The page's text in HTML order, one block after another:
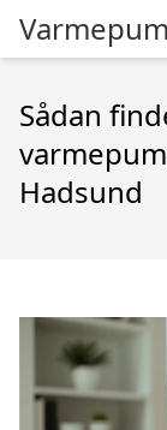
Sådan
Hadsund